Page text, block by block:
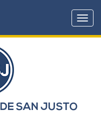
SAN JUSTO